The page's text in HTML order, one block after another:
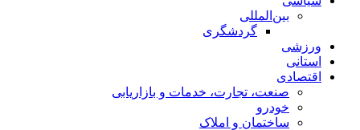
بین‌المللی
گردشگری
ورزشی
استانی
اقتصادی
صنعت، تجارت، خدمات و بازاریابی
خودرو
ساختمان و املاک